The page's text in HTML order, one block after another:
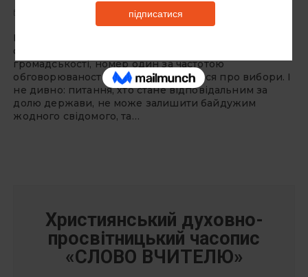
Мільйони витрачених коштів, цілодобова робота
фахівців з піару, щоденна невпинна увага
громадськості, номер один за частотою
обговорюваності в медіа... Так, ідеться про вибори. І
не дивно: питання, хто стане відповідальним за
долю держави, не може залишити байдужим
жодного свідомого, та…
Християнський духовно-
просвітницький часопис
«СЛОВО ВЧИТЕЛЮ»